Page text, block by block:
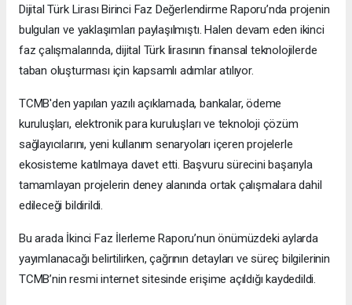
Dijital Türk Lirası Birinci Faz Değerlendirme Raporu’nda projenin
bulguları ve yaklaşımları paylaşılmıştı. Halen devam eden ikinci
faz çalışmalarında, dijital Türk lirasının finansal teknolojilerde
taban oluşturması için kapsamlı adımlar atılıyor.
TCMB'den yapılan yazılı açıklamada, bankalar, ödeme
kuruluşları, elektronik para kuruluşları ve teknoloji çözüm
sağlayıcılarını, yeni kullanım senaryoları içeren projelerle
ekosisteme katılmaya davet etti. Başvuru sürecini başarıyla
tamamlayan projelerin deney alanında ortak çalışmalara dahil
edileceği bildirildi.
Bu arada İkinci Faz İlerleme Raporu’nun önümüzdeki aylarda
yayımlanacağı belirtilirken, çağrının detayları ve süreç bilgilerinin
TCMB’nin resmi internet sitesinde erişime açıldığı kaydedildi.